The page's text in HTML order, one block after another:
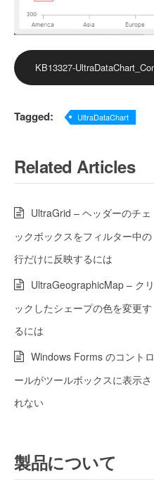
Tagged: UltraDataChart
Related Articles
UltraGrid – ヘッダーのチェ
ックボックスをフィルター中の
行だけに反映するには
UltraGeographicMap – クリ
ックしたシェープの色を変更す
るには
Windows Forms のコントロ
ールがツールボックスに表示さ
れない
製品について